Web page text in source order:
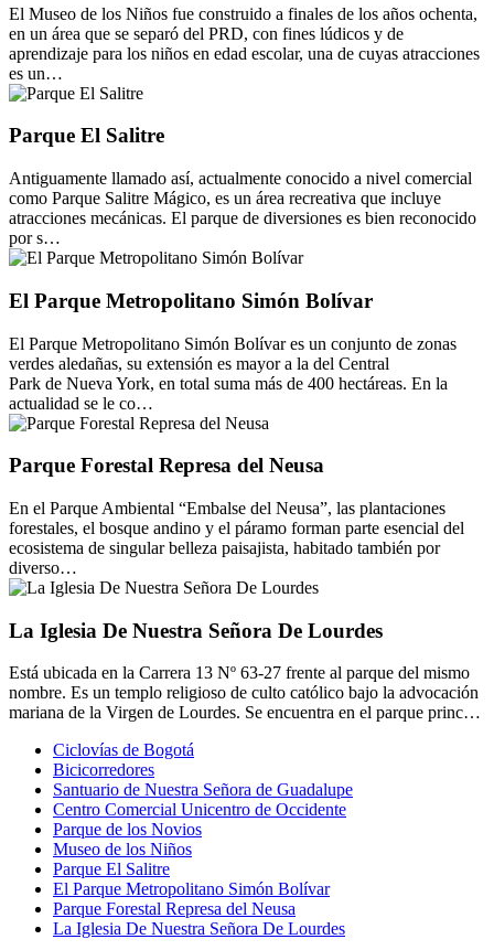
El Museo de los Niños fue construido a finales de los años ochenta,
en un área que se separó del PRD, con fines lúdicos y de
aprendizaje para los niños en edad escolar, una de cuyas atracciones
es un…
Parque El Salitre
Antiguamente llamado así, actualmente conocido a nivel comercial
como Parque Salitre Mágico, es un área recreativa que incluye
atracciones mecánicas. El parque de diversiones es bien reconocido
por s…
El Parque Metropolitano Simón Bolívar
El Parque Metropolitano Simón Bolívar es un conjunto de zonas
verdes aledañas, su extensión es mayor a la del Central
Park de Nueva York, en total suma más de 400 hectáreas. En la
actualidad se le co…
Parque Forestal Represa del Neusa
En el Parque Ambiental “Embalse del Neusa”, las plantaciones
forestales, el bosque andino y el páramo forman parte esencial del
ecosistema de singular belleza paisajista, habitado también por
diverso…
La Iglesia De Nuestra Señora De Lourdes
Está ubicada en la Carrera 13 Nº 63-27 frente al parque del mismo
nombre. Es un templo religioso de culto católico bajo la advocación
mariana de la Virgen de Lourdes. Se encuentra en el parque princ…
Ciclovías de Bogotá
Bicicorredores
Santuario de Nuestra Señora de Guadalupe
Centro Comercial Unicentro de Occidente
Parque de los Novios
Museo de los Niños
Parque El Salitre
El Parque Metropolitano Simón Bolívar
Parque Forestal Represa del Neusa
La Iglesia De Nuestra Señora De Lourdes